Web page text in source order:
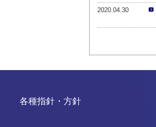
2020.04.30
各種指針・方針